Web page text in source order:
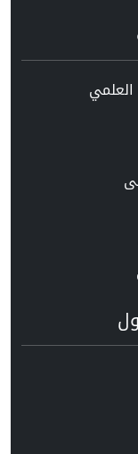
العلمي